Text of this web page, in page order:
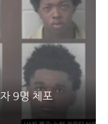
9명 체포